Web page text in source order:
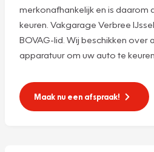
merkonafhankelijk en is daarom
keuren. Vakgarage Verbree
BOVAG-lid. Wij beschikken over
apparatuur om uw auto te keuren.
Maak nu een afspraak!